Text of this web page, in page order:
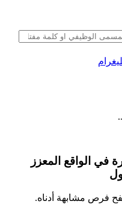
في الواقع المعزز
فرص مشابهة أدناه.